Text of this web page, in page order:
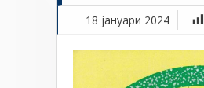
18 јануари 2024